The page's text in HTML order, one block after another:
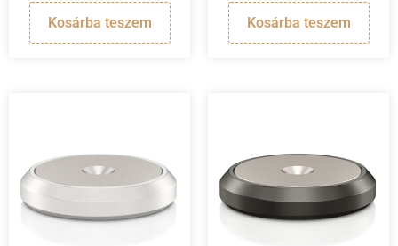
Kosárba teszem Kosárba teszem